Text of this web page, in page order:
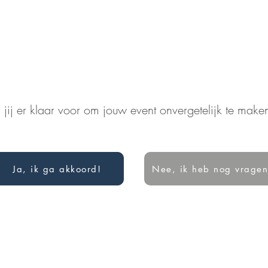
jij er klaar voor om jouw event onvergetelijk te
Ja, ik ga akkoord! Nee, ik heb nog vragen